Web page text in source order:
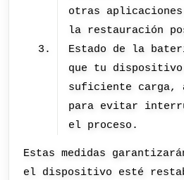
otras
la restauración
Estado de la
que tu dispositivo
suficiente carga,
para evitar
el proceso.
Estas medidas
el dispositivo esté